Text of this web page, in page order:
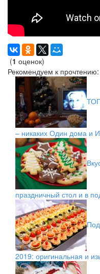
(1 оценок)
Рекомендуем к прочтению:
– никаких Один дома и
праздничный стол и в
2019: оригинальная и